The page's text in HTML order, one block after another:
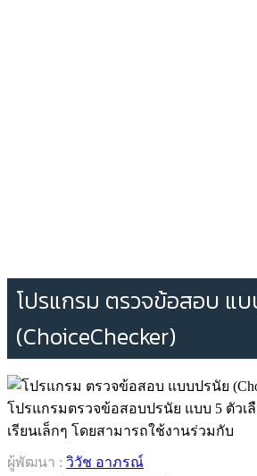
โปรแกรม ตรวจข้อสอบ แ
(ChoiceChecker)
โปรแกรมตรวจข้อสอบปรนัย แบบ 5 ตัวเ
เรียนเล็กๆ โดยสามารถใช้งานร่วมกับ
ผู้พัฒนา : วิวัช อาภรณ์